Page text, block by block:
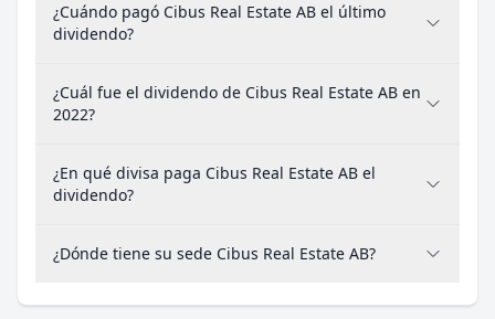
¿Cuándo pagó Cibus Real Estate AB el último
dividendo?
¿Cuál fue el dividendo de Cibus Real Estate AB en
2022?
¿En qué divisa paga Cibus Real Estate AB el
dividendo?
¿Dónde tiene su sede Cibus Real Estate AB?